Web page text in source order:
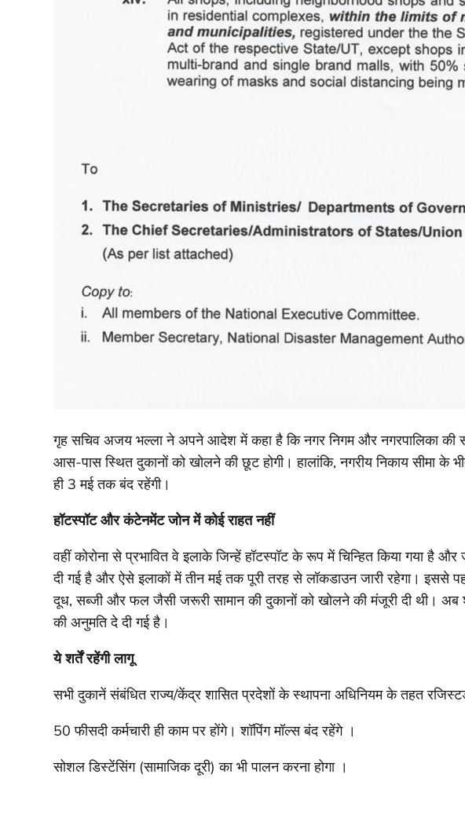
गृह सचिव अजय भल्ला ने अपने आदेश में कहा है कि नगर निगम और नगरपालिका की
आस-पास स्थित दुकानों को खोलने की छूट होगी। हालांकि, नगरीय निकाय सीमा के
ही 3 मई तक बंद रहेंगी।
हॉटस्पॉट और कंटेनमेंट जोन में कोई राहत नहीं
वहीं कोरोना से प्रभावित वे इलाके जिन्हें हॉटस्पॉट के रूप में चिन्हित किया गया है
दी गई है और ऐसे इलाकों में तीन मई तक पूरी तरह से लॉकडाउन जारी रहेगा। इससे
दूध, सब्जी और फल जैसी जरूरी सामान की दुकानों को खोलने की मंजूरी दी थी। अब
की अनुमति दे दी गई है।
ये शर्तें रहेंगी लागू
सभी दुकानें संबंधित राज्य/केंद्र शासित प्रदेशों के स्थापना अधिनियम के तहत रजिस्टर्ड
50 फीसदी कर्मचारी ही काम पर होंगे। शॉपिंग मॉल्स बंद रहेंगे ।
सोशल डिस्टेंसिंग (सामाजिक दूरी) का भी पालन करना होगा ।